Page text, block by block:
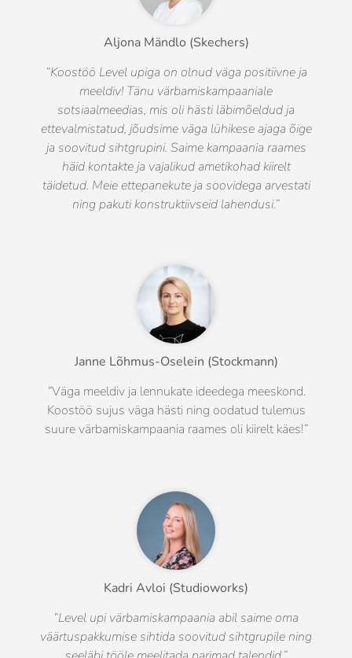
Aljona Mändlo (Skechers)
“Koostöö Level upiga on olnud väga positiivne ja
meeldiv! Tänu värbamiskampaaniale
sotsiaalmeedias, mis oli hästi läbimõeldud ja
ettevalmistatud, jõudsime väga lühikese ajaga õige
ja soovitud sihtgrupini. Saime kampaania raames
häid kontakte ja vajalikud ametikohad kiirelt
täidetud. Meie ettepanekute ja soovidega arvestati
ning pakuti konstruktiivseid lahendusi.”
Janne Lõhmus-Oselein (Stockmann)
“Väga meeldiv ja lennukate ideedega meeskond.
Koostöö sujus väga hästi ning oodatud tulemus
suure värbamiskampaania raames oli kiirelt käes!”
Kadri Avloi (Studioworks)
“Level upi värbamiskampaania abil saime oma
väärtuspakkumise sihtida soovitud sihtgrupile ning